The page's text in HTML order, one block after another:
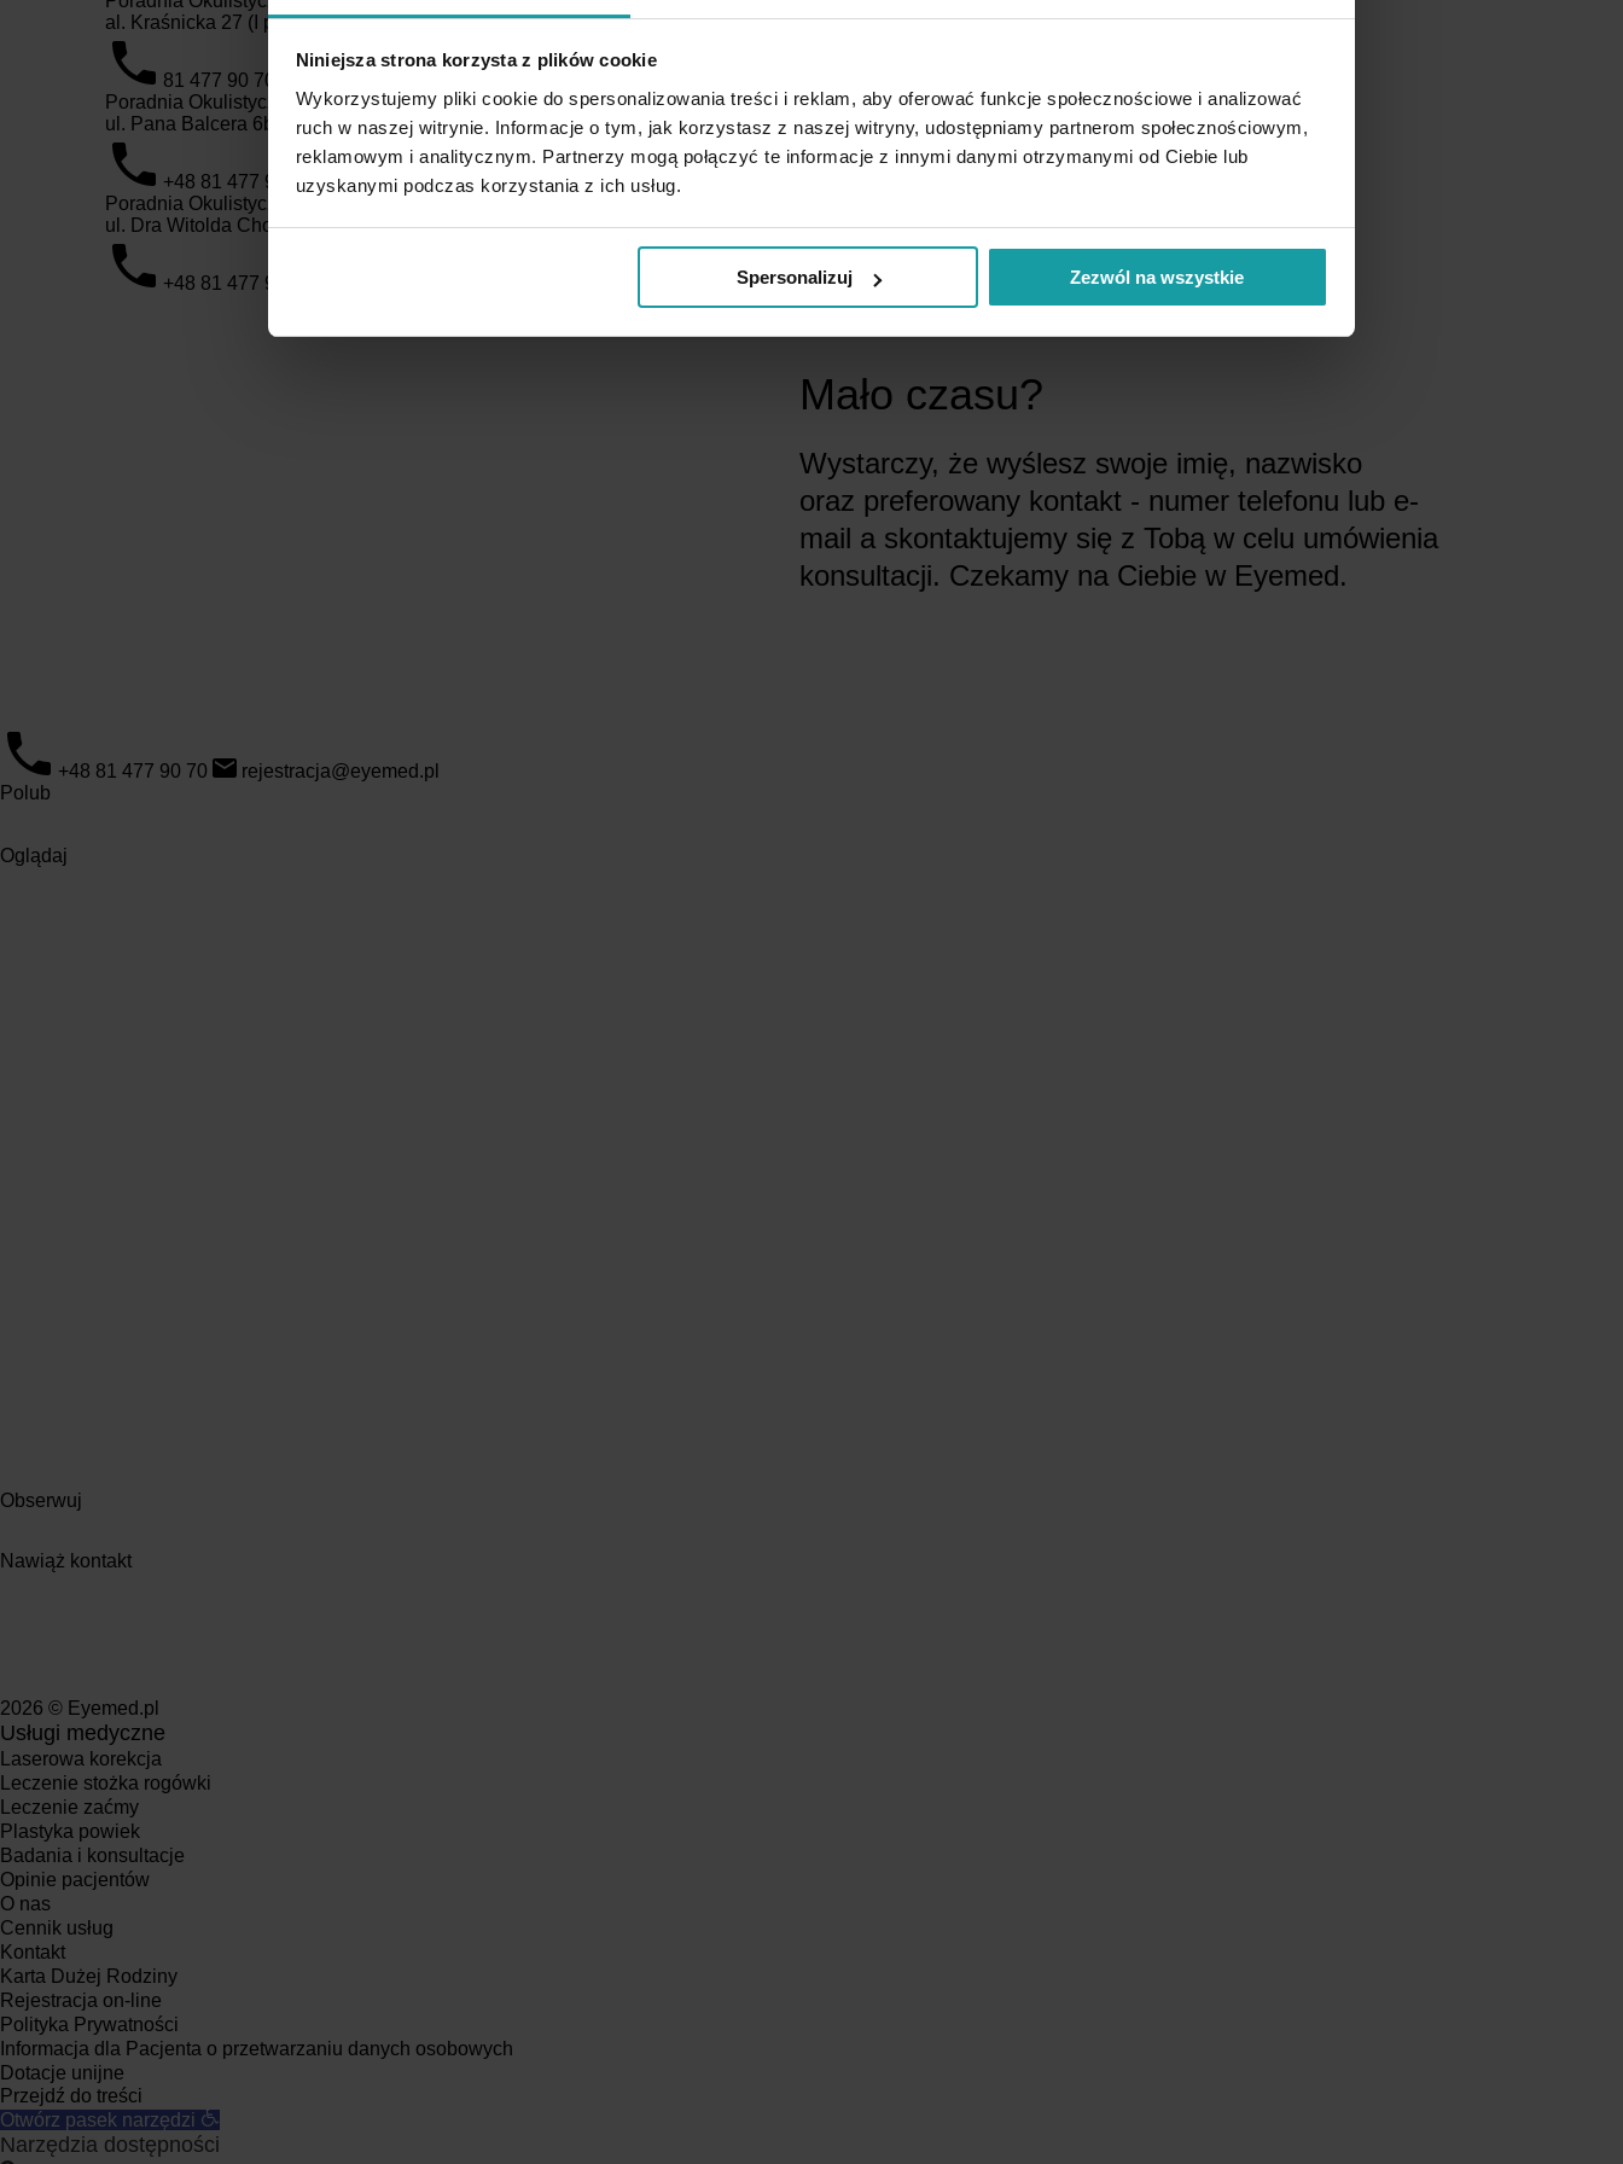
Niniejsza strona korzysta z plików cookie
Wykorzystujemy pliki cookie do spersonalizowania treści i reklam, aby oferować funkcje społecznościowe i analizować
ruch w naszej witrynie. Informacje o tym, jak korzystasz z naszej witryny, udostępniamy partnerom społecznościowym,
reklamowym i analitycznym. Partnerzy mogą połączyć te informacje z innymi danymi otrzymanymi od Ciebie lub
uzyskanymi podczas korzystania z ich usług.
Spersonalizuj Zezwól na wszystkie
al. Kraśnicka 27 (I piętro), 20-718 Lublin
81 477 90 70
Poradnia Okulistyczna Eyemed LSM
ul. Pana Balcera 6b, 20-631 Lublin
+48 81 477 90 70
rejestracja@eyemed.pl
Poradnia Okulistyczna Eyemed Czechów
ul. Dra Witolda Chodźki 13/6, 20-093 Lublin
+48 81 477 90 70
Mało czasu?
Wystarczy, że wyślesz swoje imię, nazwisko
oraz preferowany kontakt - numer telefonu lub e-
mail a skontaktujemy się z Tobą w celu umówienia
konsultacji. Czekamy na Ciebie w Eyemed.
+48 81 477 90 70
rejestracja@eyemed.pl
Polub
Oglądaj
Obserwuj
Nawiąż kontakt
2026 © Eyemed.pl
Usługi medyczne
Laserowa korekcja
Leczenie stożka rogówki
Leczenie zaćmy
Plastyka powiek
Badania i konsultacje
Opinie pacjentów
O nas
Cennik usług
Kontakt
Karta Dużej Rodziny
Rejestracja on-line
Polityka Prywatności
Informacja dla Pacjenta o przetwarzaniu danych osobowych
Dotacje unijne
Przejdź do treści
Otwórz pasek narzędzi
Narzędzia dostępności